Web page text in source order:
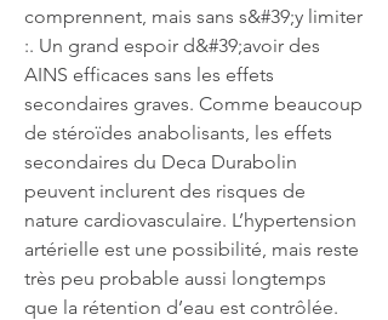
comprennent, mais sans s&#39;y limiter
:. Un grand espoir d&#39;avoir des
AINS efficaces sans les effets
secondaires graves. Comme beaucoup
de stéroïdes anabolisants, les effets
secondaires du Deca Durabolin
peuvent inclurent des risques de
nature cardiovasculaire. L’hypertension
artérielle est une possibilité, mais reste
très peu probable aussi longtemps
que la rétention d’eau est contrôlée.